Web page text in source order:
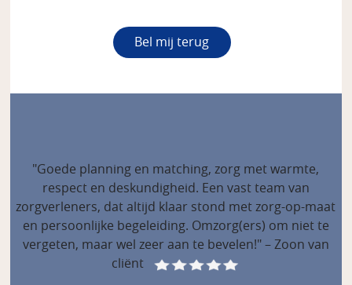
"Goede planning en matching, zorg met warmte,
respect en deskundigheid. Een vast team van
zorgverleners, dat altijd klaar stond met zorg-op-maat
en persoonlijke begeleiding. Omzorg(ers) om niet te
vergeten, maar wel zeer aan te bevelen!" – Zoon van
cliënt